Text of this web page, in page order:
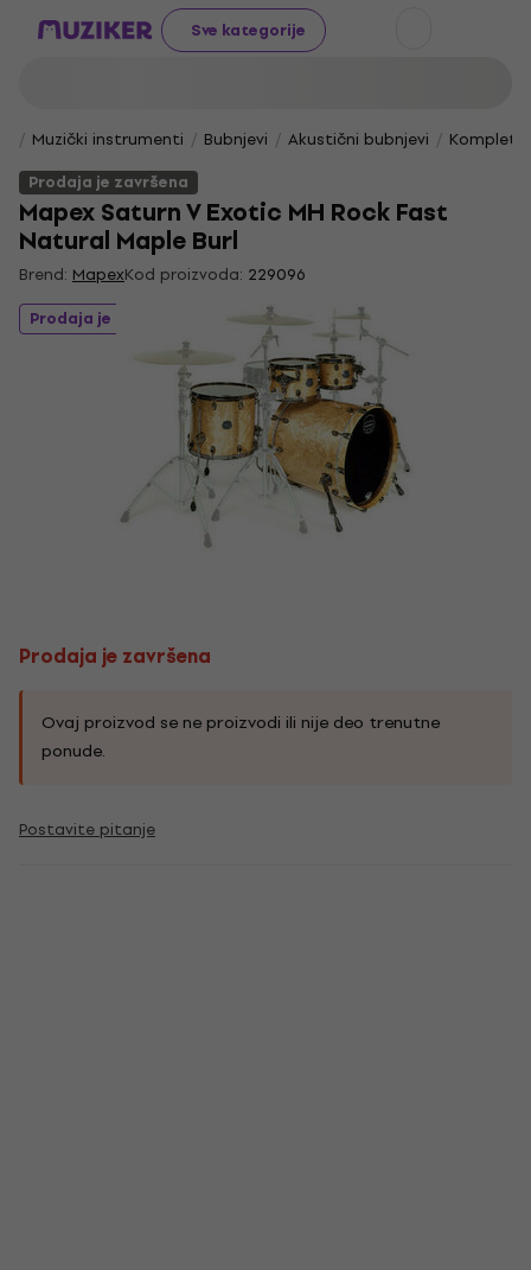
Sve kategorije
Muzički instrumenti Bubnjevi Akustični bubnjevi
Prodaja je završena
Mapex Saturn V Exotic MH Rock Fast
Natural Maple Burl
Brend: MapexKod proizvoda: 229096
Prodaja je završena
Prodaja je završena
Ovaj proizvod se ne proizvodi ili nije deo trenutne
ponude.
Postavite pitanje